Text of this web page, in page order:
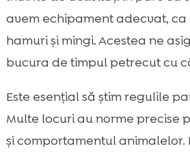
avem echipament adecvat, ca
hamuri și mingi. Acestea ne
bucura de timpul petrecut cu
Este esențial să știm regulile
Multe locuri au norme precise
și comportamentul